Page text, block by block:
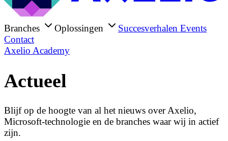
Branches Oplossingen Succesverhalen Events
Contact
Axelio Academy
Actueel
Blijf op de hoogte van al het nieuws over Axelio,
Microsoft-technologie en de branches waar wij in actief
zijn.